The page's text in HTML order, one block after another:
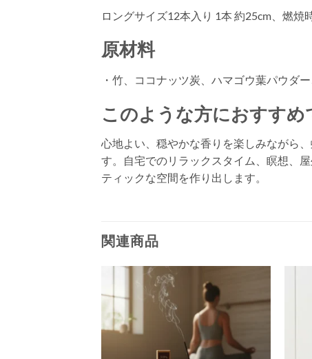
ロングサイズ12本入り 1本 約25cm、燃焼
原材料
・竹、ココナッツ炭、ハマゴウ葉パウダ
このような方におすすめ
心地よい、穏やかな香りを楽しみながら
す。自宅でのリラックスタイム、瞑想、
ティックな空間を作り出します。
関連商品